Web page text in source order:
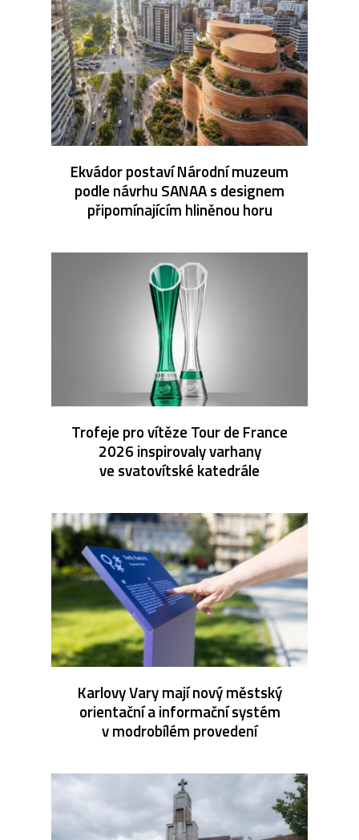
Ekvádor postaví Národní muzeum
podle návrhu SANAA s designem
připomínajícím hliněnou horu
Trofeje pro vítěze Tour de France
2026 inspirovaly varhany
ve svatovítské katedrále
Karlovy Vary mají nový městský
orientační a informační systém
v modrobílém provedení